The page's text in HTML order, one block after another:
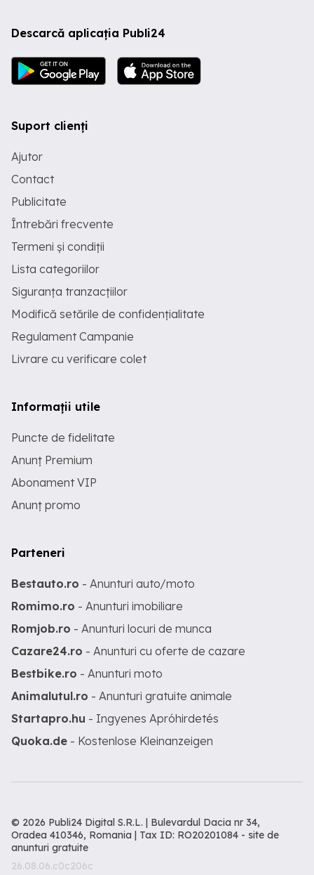
Descarcă aplicația Publi24
Suport clienți
Ajutor
Contact
Publicitate
Întrebări frecvente
Termeni și condiții
Lista categoriilor
Siguranța tranzacțiilor
Modifică setările de confidențialitate
Regulament Campanie
Livrare cu verificare colet
Informații utile
Puncte de fidelitate
Anunț Premium
Abonament VIP
Anunț promo
Parteneri
Bestauto.ro - Anunturi auto/moto
Romimo.ro - Anunturi imobiliare
Romjob.ro - Anunturi locuri de munca
Cazare24.ro - Anunturi cu oferte de cazare
Bestbike.ro - Anunturi moto
Animalutul.ro - Anunturi gratuite animale
Startapro.hu - Ingyenes Apróhirdetés
Quoka.de - Kostenlose Kleinanzeigen
© 2026 Publi24 Digital S.R.L. | Bulevardul Dacia nr 34,
Oradea 410346, Romania | Tax ID: RO20201084 - site de
anunturi gratuite
26.08.06.c0c206c